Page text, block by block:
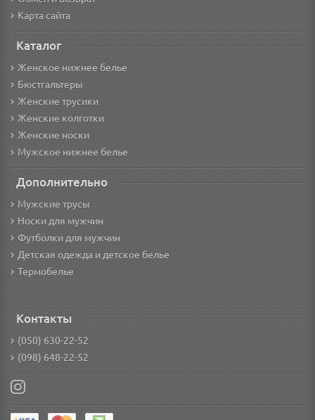
Карта сайта
Каталог
Женское нижнее белье
Бюстгальтеры
Женские трусики
Женские колготки
Женские носки
Мужское нижнее белье
Дополнительно
Мужские трусы
Носки для мужчин
Футболки для мужчин
Детская одежда и детское белье
Термобелье
Контакты
(050) 630-22-52
(098) 648-22-52